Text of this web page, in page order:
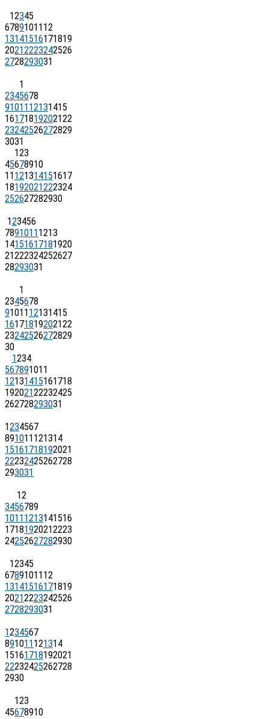
12345
67891011 12
13141516171819
20212223242526
2728293031
1
2345678
91011 12131415
16171819202122
23242526272829
3031
123
45678910
11 121314151617
18192021222324
252627282930
123456
7891011 1213
14151617181920
21222324252627
28293031
1
2345678
91011 12131415
16171819202122
23242526272829
30
1234
567891011
12131415161718
19202122232425
262728293031
1234567
891011 121314
15161718192021
22232425262728
293031
12
3456789
1011 1213141516
17181920212223
24252627282930
12345
67891011 12
13141516171819
20212223242526
2728293031
1234567
891011 121314
15161718192021
22232425262728
2930
123
45678910